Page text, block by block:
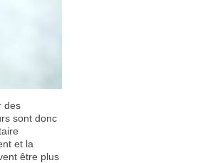
des
sont donc
et la
être plus